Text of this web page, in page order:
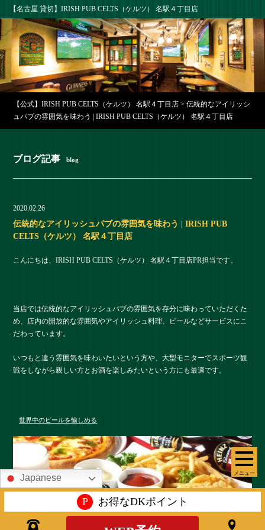
【名古屋 貸切】IRISH PUB CELTS（ケルツ） 名駅４丁目店
メニュー
【公式】IRISH PUB CELTS（ケルツ） 名駅４丁目店 >伝統的なアイリッシ
ュパブの雰囲気を味わう | IRISH PUB CELTS（ケルツ） 名駅４丁目店
ブログ記事 blog
2020.02.26
伝統的なアイリッシュパブの雰囲気を味わう | IRISH PUB
CELTS（ケルツ） 名駅４丁目店
こんにちは、IRISH PUB CELTS（ケルツ） 名駅４丁目店PR担当です。
当店では伝統的なアイリッシュパブの雰囲気を存分に味わっていただくた
め、店内の開放的な雰囲気やアイリッシュ料理、ビールなどサービスにこ
だわっています。
いつもと違う雰囲気を味わいたいという方や、大型モニターでスポーツ観
戦をしながら親しい方とお酒を楽しみたいという方にも最適です。
世界中のビールを愉しめる
Japanese
P お得なDKポイント